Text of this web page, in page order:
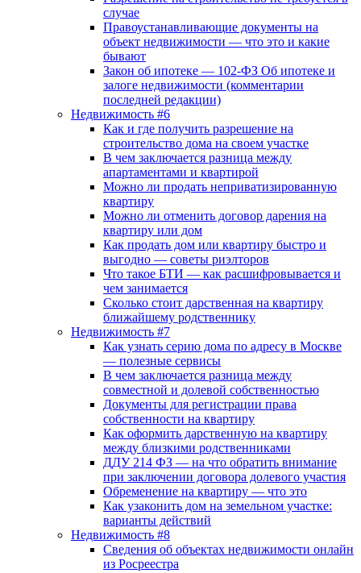
случае
Правоустанавливающие документы на
объект недвижимости — что это и какие
бывают
Закон об ипотеке — 102-ФЗ Об ипотеке и
залоге недвижимости (комментарии
последней редакции)
Недвижимость #6
Как и где получить разрешение на
строительство дома на своем участке
В чем заключается разница между
апартаментами и квартирой
Можно ли продать неприватизированную
квартиру
Можно ли отменить договор дарения на
квартиру или дом
Как продать дом или квартиру быстро и
выгодно — советы риэлторов
Что такое БТИ — как расшифровывается и
чем занимается
Сколько стоит дарственная на квартиру
ближайшему родственнику
Недвижимость #7
Как узнать серию дома по адресу в Москве
— полезные сервисы
В чем заключается разница между
совместной и долевой собственностью
Документы для регистрации права
собственности на квартиру
Как оформить дарственную на квартиру
между близкими родственниками
ДДУ 214 ФЗ — на что обратить внимание
при заключении договора долевого участия
Обременение на квартиру — что это
Как узаконить дом на земельном участке:
варианты действий
Недвижимость #8
Сведения об объектах недвижимости онлайн
из Росреестра